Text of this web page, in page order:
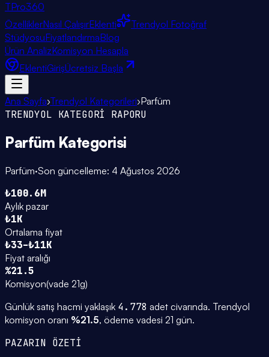
TPro360
ÖzelliklerNasıl ÇalışırEklenti
Trendyol Fotoğraf
StüdyosuFiyatlandırmaBlog
Ürün AnalizKomisyon Hesapla
EklentiGirişÜcretsiz Başla
Ana Sayfa›Trendyol Kategorileri›Parfüm
TRENDYOL KATEGORİ RAPORU
Parfüm Kategorisi
Parfüm·Son güncelleme: 4 Ağustos 2026
₺100.6M
Aylık pazar
₺1K
Ortalama fiyat
₺33–₺11K
Fiyat aralığı
%21.5
Komisyon(vade 21g)
Günlük satış hacmi yaklaşık 4.778 adet civarında. Trendyol
komisyon oranı %21.5, ödeme vadesi 21 gün.
PAZARIN ÖZETİ